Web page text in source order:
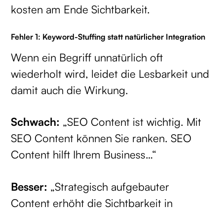
kosten am Ende Sichtbarkeit.
Fehler 1: Keyword-Stuffing statt natürlicher Integration
Wenn ein Begriff unnatürlich oft
wiederholt wird, leidet die Lesbarkeit und
damit auch die Wirkung.
Schwach: „SEO Content ist wichtig. Mit
SEO Content können Sie ranken. SEO
Content hilft Ihrem Business…“
Besser: „Strategisch aufgebauter
Content erhöht die Sichtbarkeit in